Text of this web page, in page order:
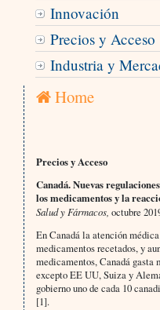
Innovación
Precios y Acceso
Industria y
Home
Precios y Acceso
Canadá. Nuevas
los medicamentos y la
Salud y Fármacos, octubre
En Canadá la atención
medicamentos recetados, y
medicamentos, Canadá gasta
excepto EE UU, Suiza y
gobierno uno de cada 10
[1].